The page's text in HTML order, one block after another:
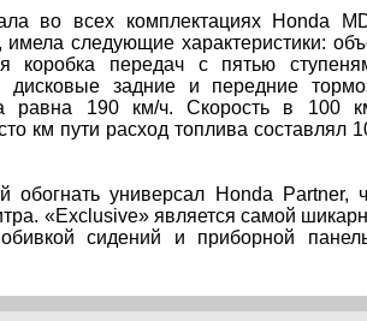
во всех комплектациях Honda
следующие характеристики:
коробка передач с пятью
задние и передние
равна 190 км/ч. Скорость в 100
км пути расход топлива составлял
обогнать универсал Honda Partner,
«Exclusive» является самой
сидений и приборной